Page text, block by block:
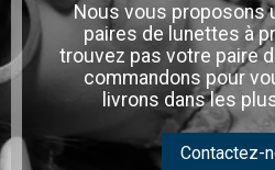
Nous vous proposons
paires de lunettes à
trouvez pas votre paire
commandons pour
livrons dans les
Contactez-